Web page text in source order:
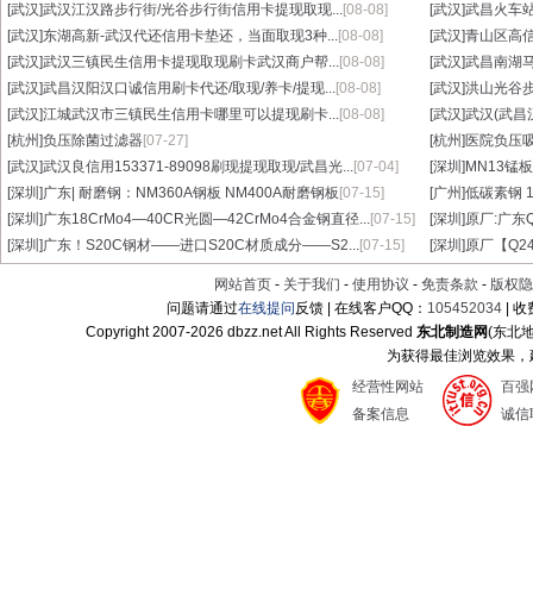
[武汉]武汉江汉路步行街/光谷步行街信用卡提现取现...[08-08] [武汉]武昌火车
[武汉]东湖高新-武汉代还信用卡垫还，当面取现3种...[08-08] [武汉]青山区高
[武汉]武汉三镇民生信用卡提现取现刷卡武汉商户帮...[08-08] [武汉]武昌南湖
[武汉]武昌汉阳汉口诚信用刷卡代还/取现/养卡/提现...[08-08] [武汉]洪山光谷
[武汉]江城武汉市三镇民生信用卡哪里可以提现刷卡...[08-08] [武汉]武汉(武昌
[杭州]负压除菌过滤器[07-27] [杭州] 医院负压
[武汉]武汉良信用153371-89098刷现提现取现/武昌光...[07-04] [深圳] MN13锰
[深圳]广东| 耐磨钢：NM360A钢板 NM400A耐磨钢板 [07-15] [广州]低碳素钢
[深圳]广东18CrMo4—40CR光圆—42CrMo4合金钢直径...[07-15] [深圳]原厂:广东
[深圳]广东！S20C钢材——进口S20C材质成分——S2...[07-15] [深圳]原厂【
网站首页 - 关于我们 - 使用协议 - 免责条款 - 版权
问题请通过在线提问反馈 | 在线客户QQ： 105452034 |
Copyright 2007-2026 dbzz.net All Rights Reserved东北制造网(东北
为获得最佳浏览效果
经营性网站
备案信息
百强
诚信